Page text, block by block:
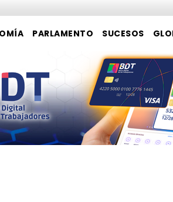
PARLAMENTO SUCESOS